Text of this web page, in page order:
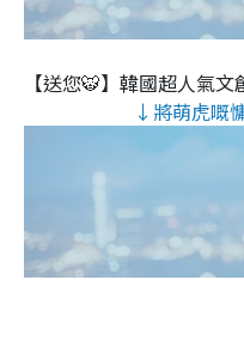
【送您🐯】韓國超人氣
↓將萌虎嘅